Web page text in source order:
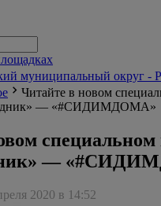
муниципальный округ -
Читайте в новом
— «#СИДИМДОМА»
специальном
—
2020 в 14:52